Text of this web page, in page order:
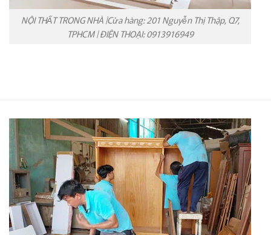
NỘI THẤT TRONG NHÀ |Cửa hàng: 201 Nguyễn Thị Thập, Q7,
TPHCM | ĐIỆN THOẠI: 0913916949